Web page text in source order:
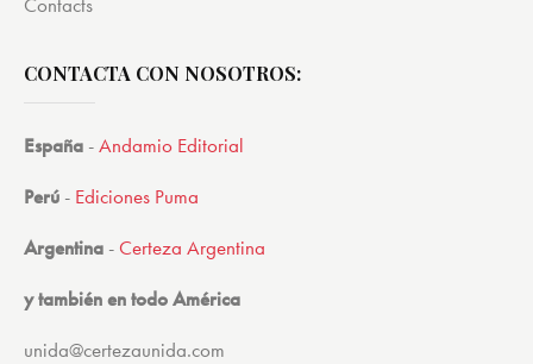
CONTACTA CON NOSOTROS:
España -Andamio Editorial
Perú - Ediciones Puma
Argentina -Certeza Argentina
y también en todo América
unida@certezaunida.com